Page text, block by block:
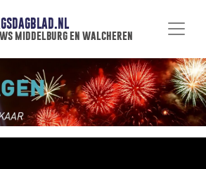
middelburg en walcheren